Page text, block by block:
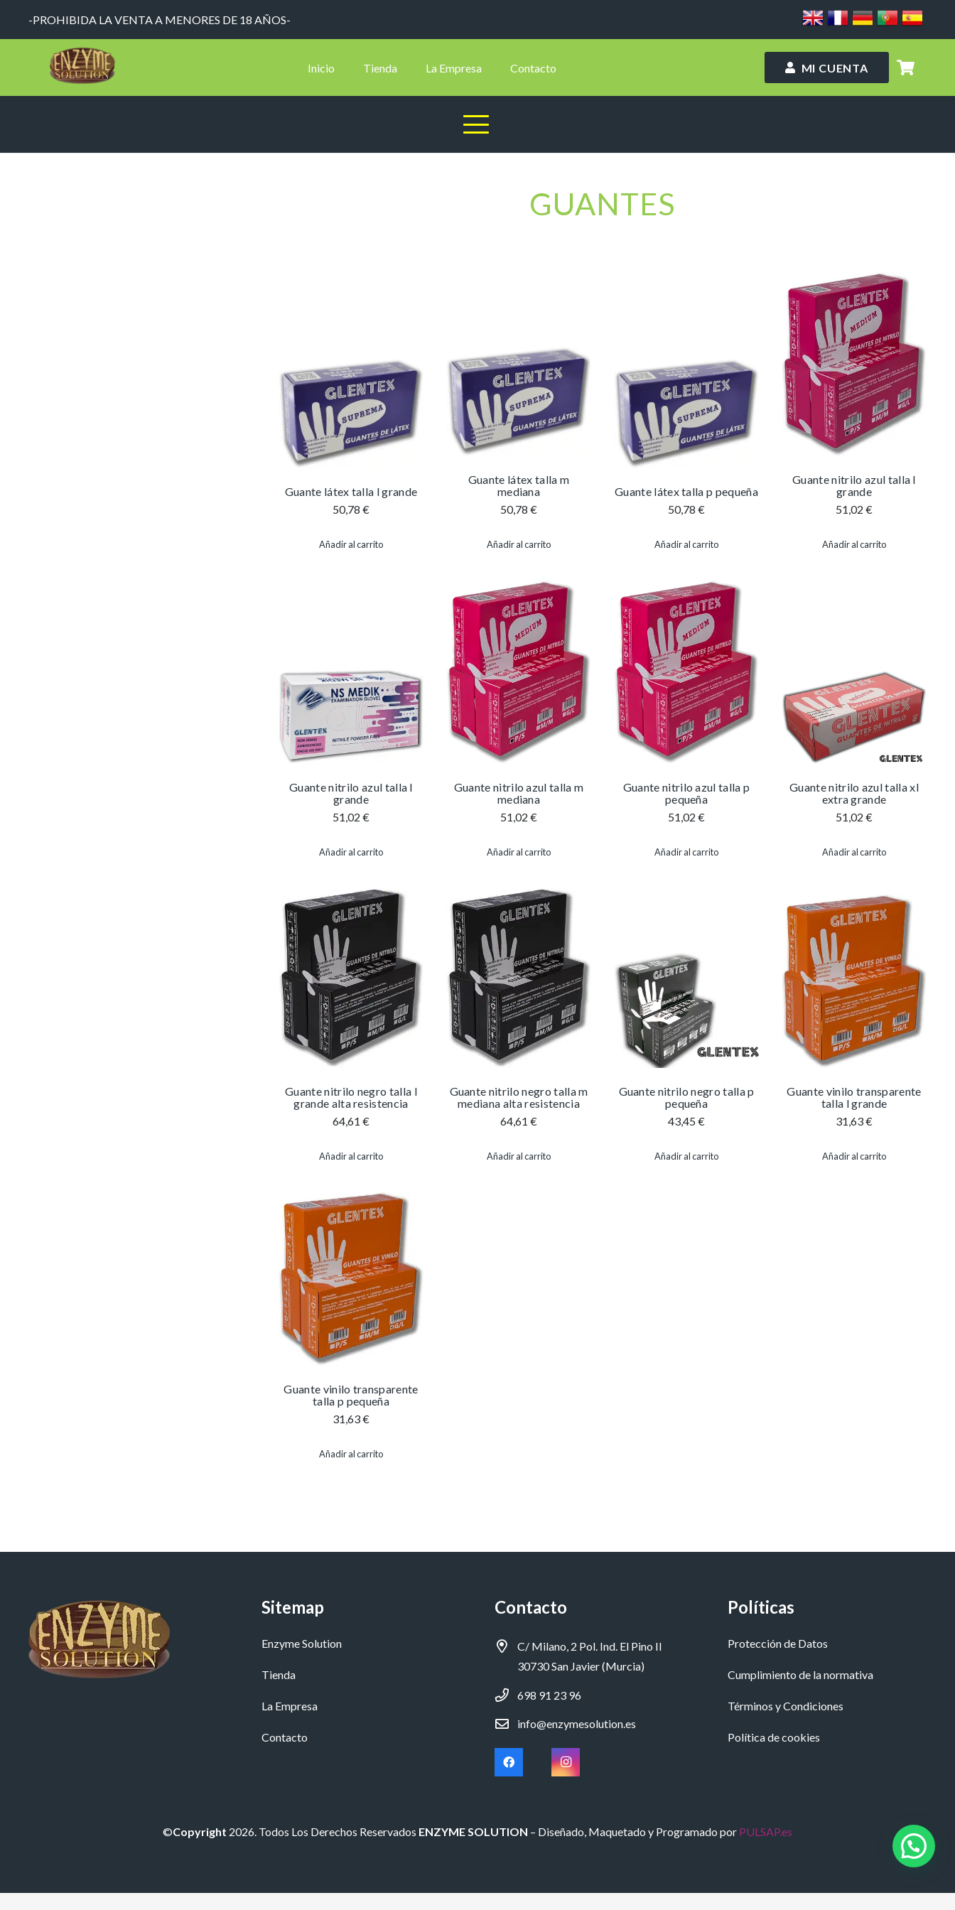
-PROHIBIDA LA VENTA A MENORES DE 18 AÑOS-
Inicio Tienda La Empresa Contacto MI CUENTA
GUANTES
Guante látex talla l grande
50,78 €
Añadir al carrito
Guante látex talla m
mediana
50,78 €
Añadir al carrito
Guante látex talla p pequeña
50,78 €
Añadir al carrito
Guante nitrilo azul talla l
grande
51,02 €
Añadir al carrito
Guante nitrilo azul talla l
grande
51,02 €
Añadir al carrito
Guante nitrilo azul talla m
mediana
51,02 €
Añadir al carrito
Guante nitrilo azul talla p
pequeña
51,02 €
Añadir al carrito
Guante nitrilo azul talla xl
extra grande
51,02 €
Añadir al carrito
Guante nitrilo negro talla l
grande alta resistencia
64,61 €
Añadir al carrito
Guante nitrilo negro talla m
mediana alta resistencia
64,61 €
Añadir al carrito
Guante nitrilo negro talla p
pequeña
43,45 €
Añadir al carrito
Guante vinilo transparente
talla l grande
31,63€
Añadir al carrito
Guante vinilo transparente
talla p pequeña
31,63€
Añadir al carrito
Sitemap
Enzyme Solution
Tienda
La Empresa
Contacto
Contacto
C/ Milano, 2 Pol. Ind. El Pino II
30730 San Javier (Murcia)
698 91 23 96
info@enzymesolution.es
Políticas
Protección de Datos
Cumplimiento de la normativa
Términos y Condiciones
Política de cookies
©Copyright 2026. Todos Los Derechos Reservados ENZYME SOLUTION – Diseñado, Maquetado y Programado por PULSAP.es